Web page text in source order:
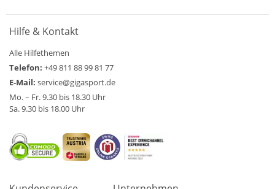
Hilfe & Kontakt
Alle Hilfethemen
Telefon: +49 811 88 99 81 77
E-Mail: service@gigasport.de
Mo. – Fr. 9.30 bis 18.30 Uhr
Sa. 9.30 bis 18.00 Uhr